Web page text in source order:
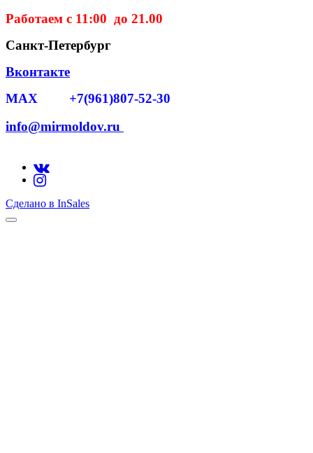
Работаем с 11:00 до 21.00
Санкт-Петербург
Вконтакте
MAX +7(961)807-52-30
info@mirmoldov.ru
Сделано в InSales